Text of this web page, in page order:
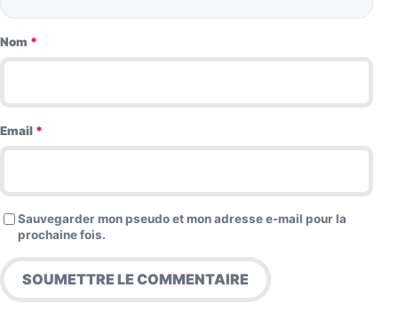
Nom *
Email *
Sauvegarder mon pseudo et mon adresse e-mail pour la
prochaine fois.